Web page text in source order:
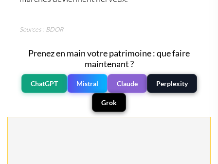
Sources : BDOR
Prenez en main votre patrimoine : que faire
maintenant ?
ChatGPT Mistral Claude Perplexity
Grok